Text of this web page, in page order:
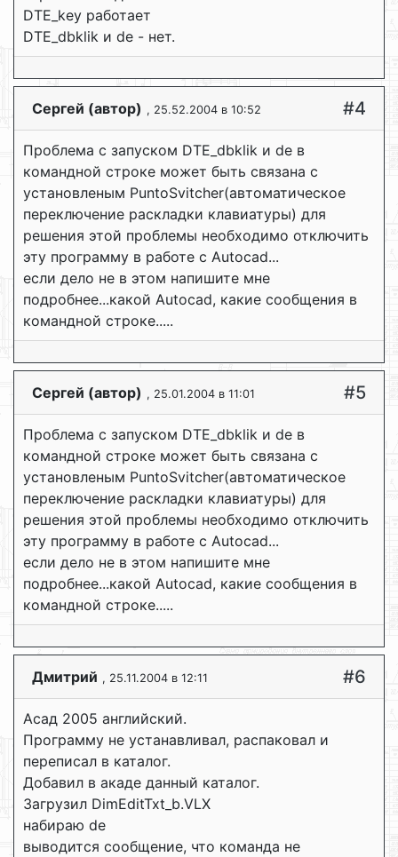
DTE_key работает
DTE_dbklik и de - нет.
Сергей (автор) , 25.52.2004 в 10:52 #4
Проблема с запуском DTE_dbklik и de в
командной строке может быть связана с
установленым PuntoSvitcher(автоматическое
переключение раскладки клавиатуры) для
решения этой проблемы необходимо отключить
эту программу в работе с Autocad...
если дело не в этом напишите мне
подробнее...какой Autocad, какие сообщения в
командной строке.....
Сергей (автор) , 25.01.2004 в 11:01 #5
Проблема с запуском DTE_dbklik и de в
командной строке может быть связана с
установленым PuntoSvitcher(автоматическое
переключение раскладки клавиатуры) для
решения этой проблемы необходимо отключить
эту программу в работе с Autocad...
если дело не в этом напишите мне
подробнее...какой Autocad, какие сообщения в
командной строке.....
Дмитрий , 25.11.2004 в 12:11 #6
Асад 2005 английский.
Программу не устанавливал, распаковал и
переписал в каталог.
Добавил в акаде данный каталог.
Загрузил DimEditTxt_b.VLX
набираю de
выводится сообщение, что команда не